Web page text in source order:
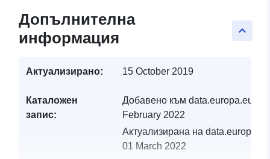
keyboard_arrow_up
Допълнителна
информация
Актуализирано: 15 October 2019
Каталожен
запис:
Добавено към data.europa.eu:
February 2022
Актуализирана на
01 March 2022